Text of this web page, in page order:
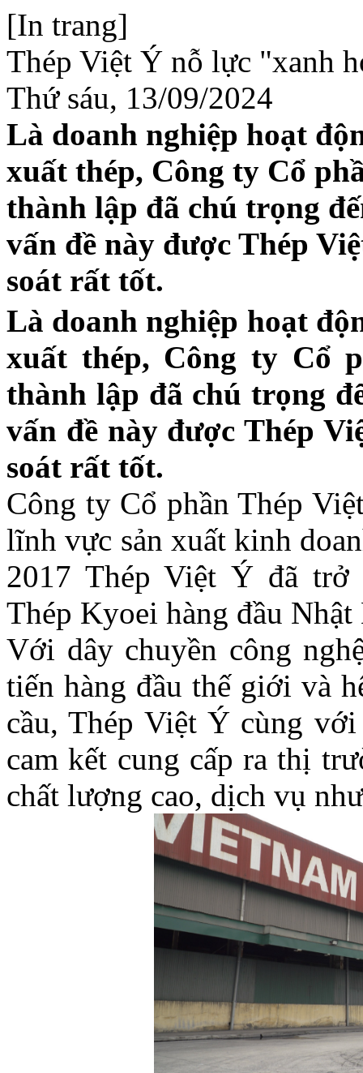
[In trang]
Thép Việt Ý nỗ lực "xanh
Thứ sáu, 13/09/2024
Là doanh nghiệp hoạt
xuất thép, Công ty Cổ
thành lập đã chú trọng
vấn đề này được Thép
soát rất tốt.
Là doanh nghiệp hoạt
xuất thép, Công ty Cổ
thành lập đã chú trọng
vấn đề này được Thép
soát rất tốt.
Công ty Cổ phần Thép
lĩnh vực sản xuất kinh
2017 Thép Việt Ý đã trở
Thép Kyoei hàng đầu Nhật
Với dây chuyền công
tiến hàng đầu thế giới và
cầu, Thép Việt Ý cùng
cam kết cung cấp ra thị
chất lượng cao, dịch vụ